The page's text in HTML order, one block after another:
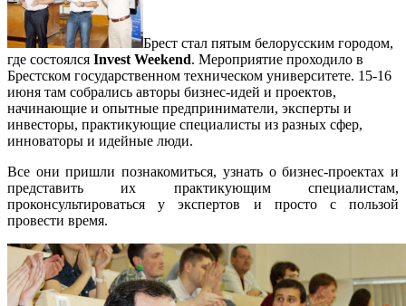
Брест стал пятым белорусским городом,
где состоялся Invest Weekend. Мероприятие проходило в
Брестском государственном техническом университете. 15-16
июня там собрались авторы бизнес-идей и проектов,
начинающие и опытные предприниматели, эксперты и
инвесторы, практикующие специалисты из разных сфер,
инноваторы и идейные люди.
Все они пришли познакомиться, узнать о бизнес-проектах и
представить их практикующим специалистам,
проконсультироваться у экспертов и просто с пользой
провести время.